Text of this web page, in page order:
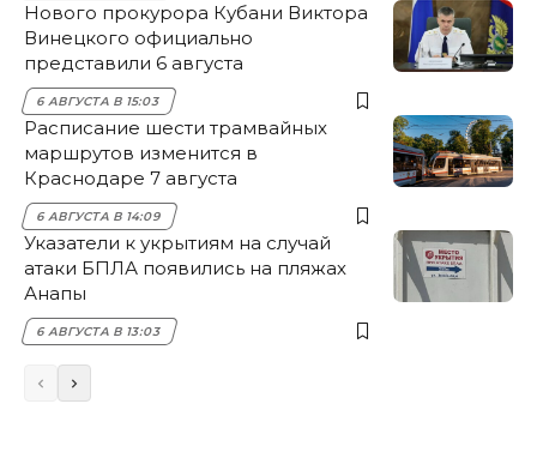
Нового прокурора Кубани Виктора
Винецкого официально
представили 6 августа
6 АВГУСТА В 15:03
Расписание шести трамвайных
маршрутов изменится в
Краснодаре 7 августа
6 АВГУСТА В 14:09
Указатели к укрытиям на случай
атаки БПЛА появились на пляжах
Анапы
6 АВГУСТА В 13:03